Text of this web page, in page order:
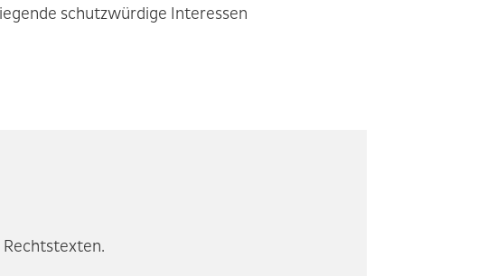
schutzwürdige Interessen